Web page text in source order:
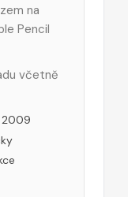
na
Pencil
včetně
2009